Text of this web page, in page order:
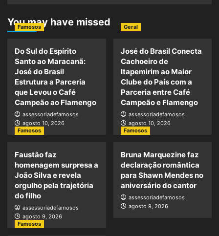
You may have missed
Famosos
Do Sul do Espírito
Santo ao Maracanã:
José do Brasil
Estrutura a Parceria
que Levou o Café
Campeão ao Flamengo
assessoriadefamosos
agosto 10, 2026
Geral
José do Brasil Conecta
Cachoeiro de
Itapemirim ao Maior
Clube do País com a
Parceria entre Café
Campeão e Flamengo
assessoriadefamosos
agosto 10, 2026
Famosos
Faustão faz
homenagem surpresa a
João Silva e revela
orgulho pela trajetória
do filho
assessoriadefamosos
agosto 9, 2026
Famosos
Bruna Marquezine faz
declaração romântica
para Shawn Mendes no
aniversário do cantor
assessoriadefamosos
agosto 9, 2026
Famosos